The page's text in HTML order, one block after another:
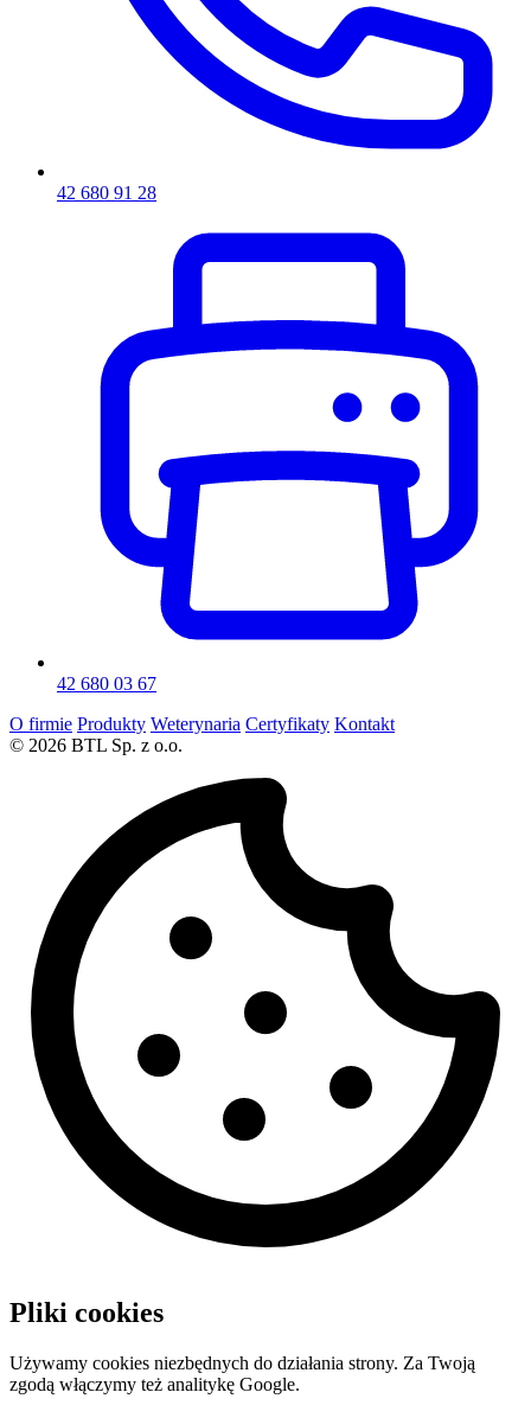
42 680 91 28
42 680 03 67
O firmie Produkty Weterynaria Certyfikaty Kontakt
© 2026 BTL Sp. z o.o.
Pliki cookies
Używamy cookies niezbędnych do działania strony. Za Twoją
zgodą włączymy też analitykę Google.